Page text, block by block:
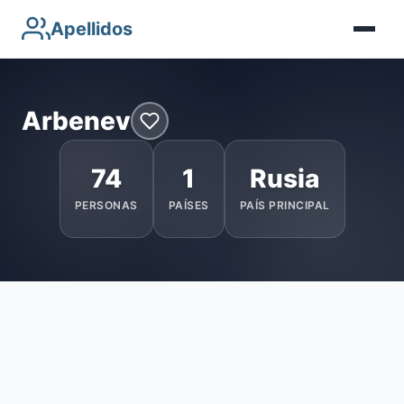
Apellidos
Arbenev
74
PERSONAS
1
PAÍSES
Rusia
PAÍS PRINCIPAL